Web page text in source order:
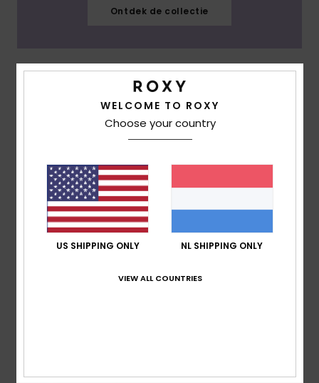
Ontdek de collectie
WELCOME TO ROXY
Choose your country
US SHIPPING ONLY NL SHIPPING ONLY
VIEW ALL COUNTRIES